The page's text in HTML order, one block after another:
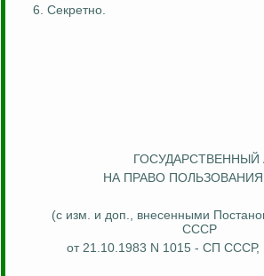
6. Секретно.
ГОСУДАРСТВЕННЫЙ
НА ПРАВО
(с изм. и доп., внесенными
СССР
от 21.10.1983 N 1015 - СП СССР,